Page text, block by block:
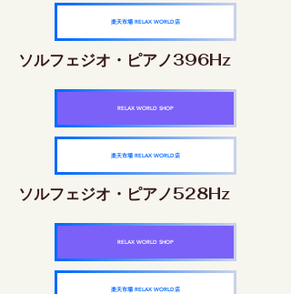
楽天市場 RELAX WORLD店
ソルフェジオ・ピアノ396Hz
RELAX WORLD SHOP
楽天市場 RELAX WORLD店
ソルフェジオ・ピアノ528Hz
RELAX WORLD SHOP
楽天市場 RELAX WORLD店